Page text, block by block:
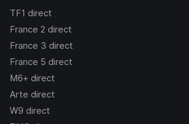
TF1 direct
France 2 direct
France 3 direct
France 5 direct
M6+ direct
Arte direct
W9 direct